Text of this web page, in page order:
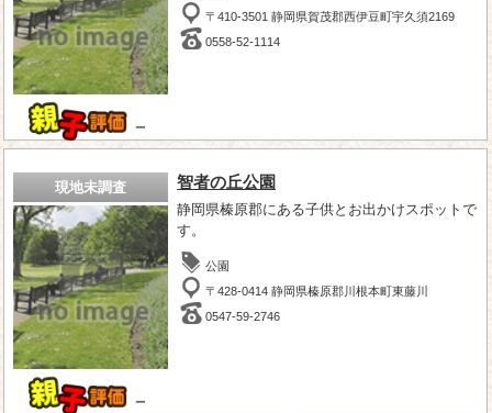
－
〒410-3501 静岡県賀茂郡西伊豆町宇久須2169
0558-52-1114
現地未調査
－
智者の丘公園
静岡県榛原郡にある子供とお出かけスポットで
す。
公園
〒428-0414 静岡県榛原郡川根本町東藤川
0547-59-2746